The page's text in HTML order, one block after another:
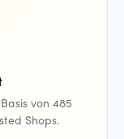
von 485
Shops.